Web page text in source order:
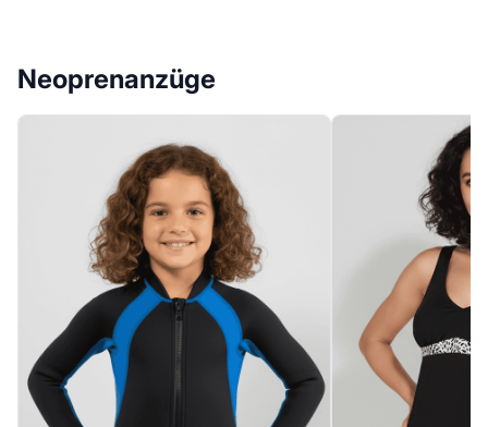
Neoprenanzüge